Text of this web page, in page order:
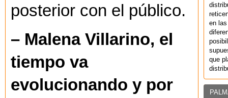
posterior con el público.
– Malena Villarino, el
tiempo va
evolucionando y por
en
que